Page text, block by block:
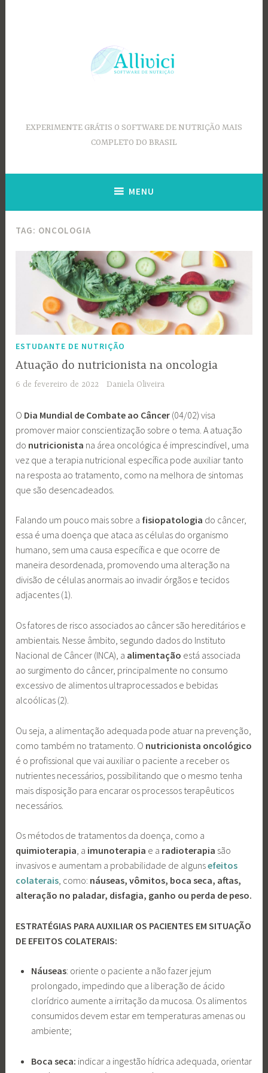
EXPERIMENTE GRÁTIS O SOFTWARE DE NUTRIÇÃO MAIS
COMPLETO DO BRASIL
MENU
TAG: ONCOLOGIA
ESTUDANTE DE NUTRIÇÃO
Atuação do nutricionista na oncologia
6 de fevereiro de 2022 Daniela Oliveira
O Dia Mundial de Combate ao Câncer (04/02) visa
promover maior conscientização sobre o tema. A atuação
do nutricionista na área oncológica é imprescindível, uma
vez que a terapia nutricional específica pode auxiliar tanto
na resposta ao tratamento, como na melhora de sintomas
que são desencadeados.
Falando um pouco mais sobre a fisiopatologia do câncer,
essa é uma doença que ataca as células do organismo
humano, sem uma causa específica e que ocorre de
maneira desordenada, promovendo uma alteração na
divisão de células anormais ao invadir órgãos e tecidos
adjacentes (1).
Os fatores de risco associados ao câncer são hereditários e
ambientais. Nesse âmbito, segundo dados do Instituto
Nacional de Câncer (INCA), a alimentação está associada
ao surgimento do câncer, principalmente no consumo
excessivo de alimentos ultraprocessados e bebidas
alcoólicas (2).
Ou seja, a alimentação adequada pode atuar na prevenção,
como também no tratamento. O nutricionista oncológico
é o profissional que vai auxiliar o paciente a receber os
nutrientes necessários, possibilitando que o mesmo tenha
mais disposição para encarar os processos terapêuticos
necessários.
Os métodos de tratamentos da doença, como a
quimioterapia, a imunoterapia e a radioterapia são
invasivos e aumentam a probabilidade de algunsefeitos
colaterais, como: náuseas, vômitos, boca seca, aftas,
alteração no paladar, disfagia, ganho ou perda de peso.
ESTRATÉGIAS PARA AUXILIAR OS PACIENTES EM SITUAÇÃO
DE EFEITOS COLATERAIS:
Náuseas: oriente o paciente a não fazer jejum
prolongado, impedindo que a liberação de ácido
clorídrico aumente a irritação da mucosa. Os alimentos
consumidos devem estar em temperaturas amenas ou
ambiente;
Boca seca: indicar a ingestão hídrica adequada, orientar